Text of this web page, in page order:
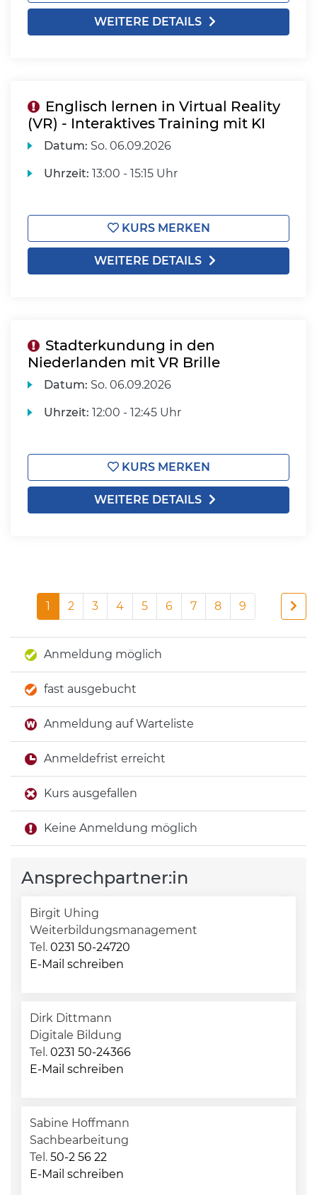
WEITERE DETAILS
Englisch lernen in Virtual Reality
(VR) - Interaktives Training mit KI
Datum: So. 06.09.2026
Uhrzeit: 13:00 - 15:15 Uhr
KURS MERKEN
WEITERE DETAILS
Stadterkundung in den
Niederlanden mit VR Brille
Datum: So. 06.09.2026
Uhrzeit: 12:00 - 12:45 Uhr
KURS MERKEN
WEITERE DETAILS
1 2 3 4 5 6 7 8 9
Anmeldung möglich
fast ausgebucht
Anmeldung auf Warteliste
Anmeldefrist erreicht
Kurs ausgefallen
Keine Anmeldung möglich
Ansprechpartner:in
Birgit Uhing
Weiterbildungsmanagement
Tel. 0231 50-24720
E-Mail schreiben
Dirk Dittmann
Digitale Bildung
Tel. 0231 50-24366
E-Mail schreiben
Sabine Hoffmann
Sachbearbeitung
Tel. 50-2 56 22
E-Mail schreiben